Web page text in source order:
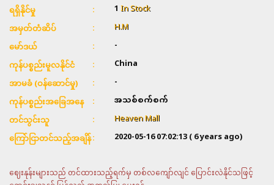
ရရှိနိုင်မှု 1In Stock
အမှတ်တံဆိပ် H.M
မော်ဒယ် -
ကုန်ပစ္စည်းမူလနိုင်ငံ China
အာမခံ (ဝန်ဆောင်မှု) -
ကုန်ပစ္စည်းအခြေအနေ အသစ်စက်စက်
တင်သွင်းသူ Heaven Mall
ကြော်ငြာတင်သည့်အချိန် 2020-05-16 07:02:13( 6 years ago)
ဈေးနုန်းများသည် တင်ထားသည့်ရက်မှ တစ်လကျော်လျင် ပြောင်းလဲနိုင်သဖြင့်